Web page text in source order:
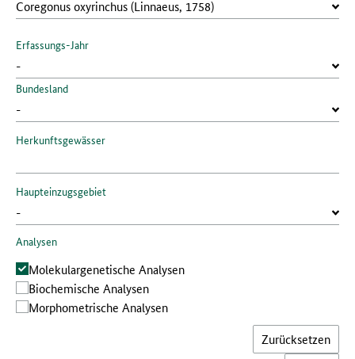
Erfassungs-Jahr
Bundesland
Herkunftsgewässer
Haupteinzugsgebiet
Analysen
Molekular­genetische Analysen
Bio­chemische Analysen
Morphometrische Analysen
Zurücksetzen